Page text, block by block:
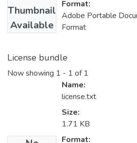
Thumbnail
Available
Format:
Adobe Portable
Format
License bundle
Now showing 1 - 1 of 1
Name:
license.txt
Size:
1.71 KB
Format: